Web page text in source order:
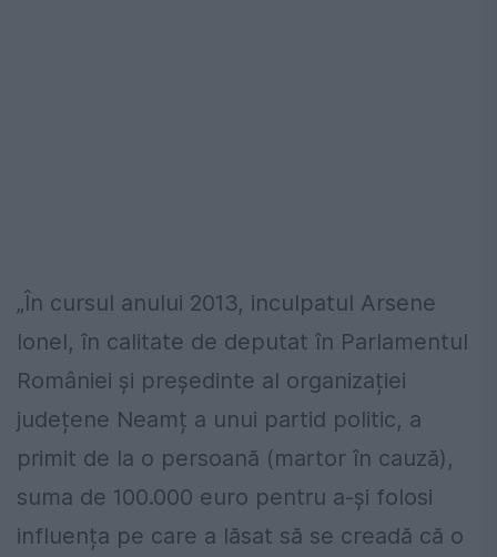
„În cursul anului 2013, inculpatul Arsene
Ionel, în calitate de deputat în Parlamentul
României și președinte al organizației
județene Neamț a unui partid politic, a
primit de la o persoană (martor în cauză),
suma de 100.000 euro pentru a-și folosi
influența pe care a lăsat să se creadă că o